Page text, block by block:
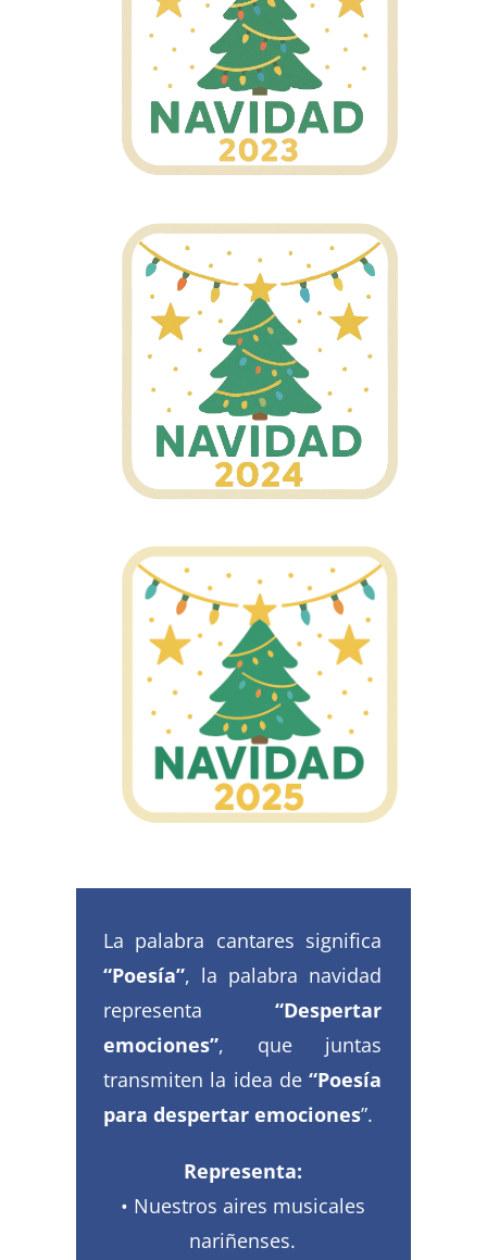
La palabra cantares significa
“Poesía”, la palabra navidad
representa “Despertar
emociones”, que juntas
transmiten la idea de“Poesía
para despertar emociones”.
Representa:
• Nuestros aires musicales
nariñenses.